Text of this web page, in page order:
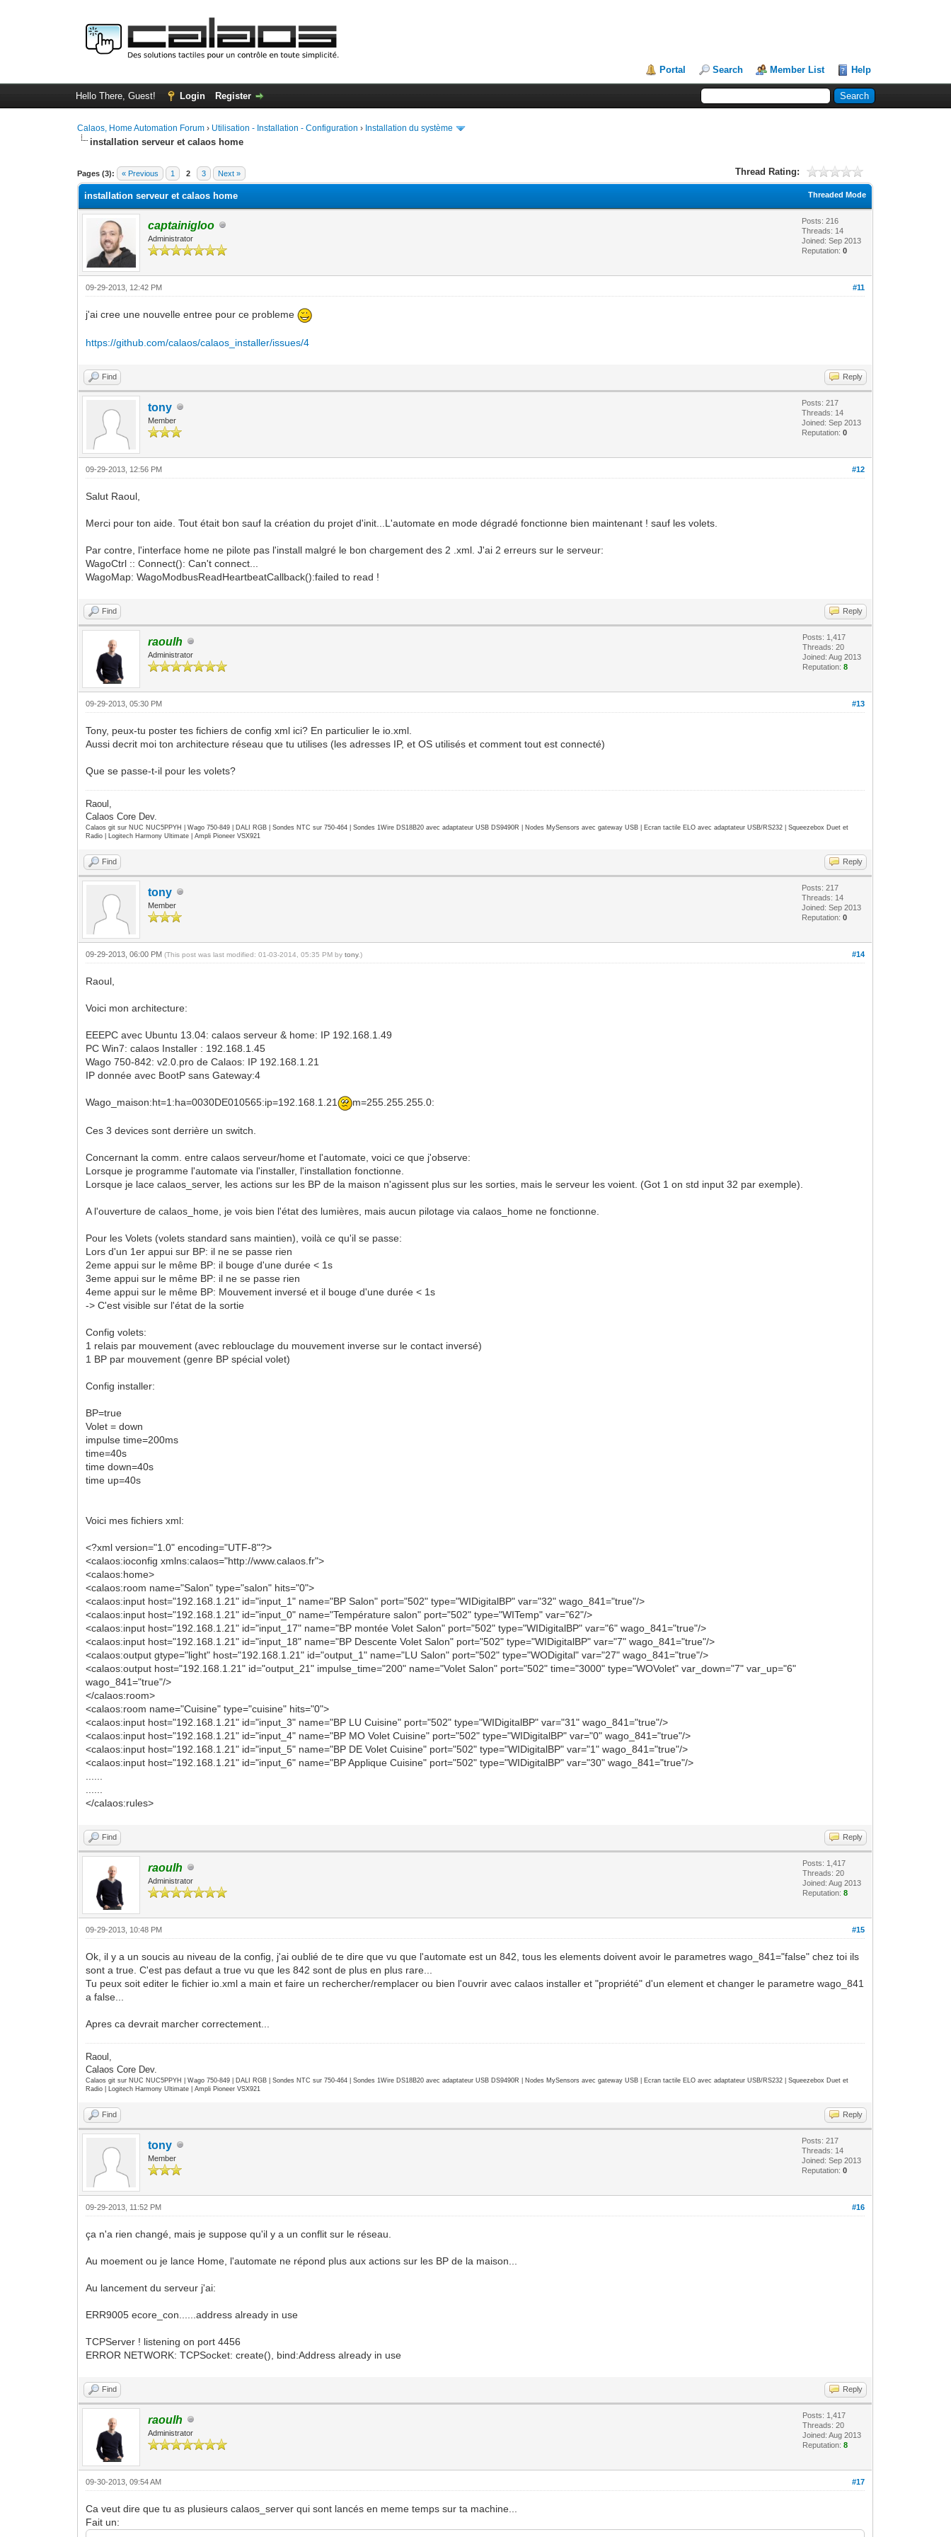
Portal Search Member List Help
Hello There, Guest! Login Register
Calaos, Home Automation Forum › Utilisation - Installation - Configuration › Installation du système
installation serveur et calaos home
Pages (3): « Previous 1 2 3 Next » Thread Rating:
0 Vote(s) - 0 Average
1
2
3
4
5
Threaded Mode
installation serveur et calaos home
captainigloo
Administrator
Posts: 216
Threads: 14
Joined: Sep 2013
Reputation:0
#11
09-29-2013, 12:42 PM
j'ai cree une nouvelle entree pour ce probleme
https://github.com/calaos/calaos_installer/issues/4
Find Reply
tony
Member
Posts: 217
Threads: 14
Joined: Sep 2013
Reputation:0
#12
09-29-2013, 12:56 PM
Salut Raoul,
Merci pour ton aide. Tout était bon sauf la création du projet d'init...L'automate en mode dégradé fonctionne bien maintenant ! sauf les volets.
Par contre, l'interface home ne pilote pas l'install malgré le bon chargement des 2 .xml. J'ai 2 erreurs sur le serveur:
WagoCtrl :: Connect(): Can't connect...
WagoMap: WagoModbusReadHeartbeatCallback():failed to read !
Find Reply
raoulh
Administrator
Posts: 1,417
Threads: 20
Joined: Aug 2013
Reputation:8
#13
09-29-2013, 05:30 PM
Tony, peux-tu poster tes fichiers de config xml ici? En particulier le io.xml.
Aussi decrit moi ton architecture réseau que tu utilises (les adresses IP, et OS utilisés et comment tout est connecté)
Que se passe-t-il pour les volets?
Raoul,
Calaos Core Dev.
Calaos git sur NUC NUC5PPYH | Wago 750-849 | DALI RGB | Sondes NTC sur 750-464 | Sondes 1Wire DS18B20 avec adaptateur USB DS9490R | Nodes MySensors avec gateway USB | Ecran tactile ELO avec adaptateur USB/RS232 | Squeezebox Duet et
Radio | Logitech Harmony Ultimate | Ampli Pioneer VSX921
Find Reply
tony
Member
Posts: 217
Threads: 14
Joined: Sep 2013
Reputation:0
#14
09-29-2013, 06:00 PM(This post was last modified: 01-03-2014, 05:35 PM bytony.)
Raoul,
Voici mon architecture:
EEEPC avec Ubuntu 13.04: calaos serveur & home: IP 192.168.1.49
PC Win7: calaos Installer : 192.168.1.45
Wago 750-842: v2.0.pro de Calaos: IP 192.168.1.21
IP donnée avec BootP sans Gateway:4
Wago_maison:ht=1:ha=0030DE010565:ip=192.168.1.21 m=255.255.255.0:
Ces 3 devices sont derrière un switch.
Concernant la comm. entre calaos serveur/home et l'automate, voici ce que j'observe:
Lorsque je programme l'automate via l'installer, l'installation fonctionne.
Lorsque je lace calaos_server, les actions sur les BP de la maison n'agissent plus sur les sorties, mais le serveur les voient. (Got 1 on std input 32 par exemple).
A l'ouverture de calaos_home, je vois bien l'état des lumières, mais aucun pilotage via calaos_home ne fonctionne.
Pour les Volets (volets standard sans maintien), voilà ce qu'il se passe:
Lors d'un 1er appui sur BP: il ne se passe rien
2eme appui sur le même BP: il bouge d'une durée < 1s
3eme appui sur le même BP: il ne se passe rien
4eme appui sur le même BP: Mouvement inversé et il bouge d'une durée < 1s
-> C'est visible sur l'état de la sortie
Config volets:
1 relais par mouvement (avec reblouclage du mouvement inverse sur le contact inversé)
1 BP par mouvement (genre BP spécial volet)
Config installer:
BP=true
Volet = down
impulse time=200ms
time=40s
time down=40s
time up=40s
Voici mes fichiers xml:
<?xml version="1.0" encoding="UTF-8"?>
<calaos:ioconfig xmlns:calaos="http://www.calaos.fr">
<calaos:home>
<calaos:room name="Salon" type="salon" hits="0">
<calaos:input host="192.168.1.21" id="input_1" name="BP Salon" port="502" type="WIDigitalBP" var="32" wago_841="true"/>
<calaos:input host="192.168.1.21" id="input_0" name="Température salon" port="502" type="WITemp" var="62"/>
<calaos:input host="192.168.1.21" id="input_17" name="BP montée Volet Salon" port="502" type="WIDigitalBP" var="6" wago_841="true"/>
<calaos:input host="192.168.1.21" id="input_18" name="BP Descente Volet Salon" port="502" type="WIDigitalBP" var="7" wago_841="true"/>
<calaos:output gtype="light" host="192.168.1.21" id="output_1" name="LU Salon" port="502" type="WODigital" var="27" wago_841="true"/>
<calaos:output host="192.168.1.21" id="output_21" impulse_time="200" name="Volet Salon" port="502" time="3000" type="WOVolet" var_down="7" var_up="6"
wago_841="true"/>
</calaos:room>
<calaos:room name="Cuisine" type="cuisine" hits="0">
<calaos:input host="192.168.1.21" id="input_3" name="BP LU Cuisine" port="502" type="WIDigitalBP" var="31" wago_841="true"/>
<calaos:input host="192.168.1.21" id="input_4" name="BP MO Volet Cuisine" port="502" type="WIDigitalBP" var="0" wago_841="true"/>
<calaos:input host="192.168.1.21" id="input_5" name="BP DE Volet Cuisine" port="502" type="WIDigitalBP" var="1" wago_841="true"/>
<calaos:input host="192.168.1.21" id="input_6" name="BP Applique Cuisine" port="502" type="WIDigitalBP" var="30" wago_841="true"/>
</calaos:rules>
Find Reply
raoulh
Administrator
Posts: 1,417
Threads: 20
Joined: Aug 2013
Reputation:8
#15
09-29-2013, 10:48 PM
Ok, il y a un soucis au niveau de la config, j'ai oublié de te dire que vu que l'automate est un 842, tous les elements doivent avoir le parametres wago_841="false" chez toi ils
sont a true. C'est pas defaut a true vu que les 842 sont de plus en plus rare...
Tu peux soit editer le fichier io.xml a main et faire un rechercher/remplacer ou bien l'ouvrir avec calaos installer et "propriété" d'un element et changer le parametre wago_841
a false...
Apres ca devrait marcher correctement...
Raoul,
Calaos Core Dev.
Calaos git sur NUC NUC5PPYH | Wago 750-849 | DALI RGB | Sondes NTC sur 750-464 | Sondes 1Wire DS18B20 avec adaptateur USB DS9490R | Nodes MySensors avec gateway USB | Ecran tactile ELO avec adaptateur USB/RS232 | Squeezebox Duet et
Radio | Logitech Harmony Ultimate | Ampli Pioneer VSX921
Find Reply
tony
Member
Posts: 217
Threads: 14
Joined: Sep 2013
Reputation:0
#16
09-29-2013, 11:52 PM
ça n'a rien changé, mais je suppose qu'il y a un conflit sur le réseau.
Au moement ou je lance Home, l'automate ne répond plus aux actions sur les BP de la maison...
Au lancement du serveur j'ai:
ERR9005 ecore_con......address already in use
TCPServer ! listening on port 4456
ERROR NETWORK: TCPSocket: create(), bind:Address already in use
Find Reply
raoulh
Administrator
Posts: 1,417
Threads: 20
Joined: Aug 2013
Reputation:8
#17
09-30-2013, 09:54 AM
Ca veut dire que tu as plusieurs calaos_server qui sont lancés en meme temps sur ta machine...
Fait un: